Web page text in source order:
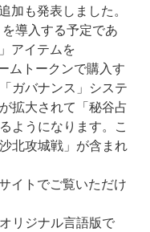
加も発表しました。
導入する予定であ
アイテムを
ムトークンで購入す
ガバナンス」システ
拡大されて「秘谷占
ようになります。こ
北攻城戦」が含まれ
イト でご覧いただけ
リジナル言語版で